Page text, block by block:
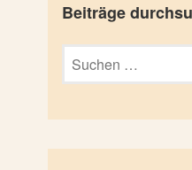
Beiträge
Suchen
nach: